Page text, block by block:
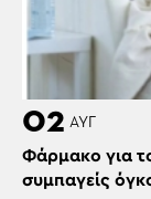
02 ΑΥΓ
Φάρμακο για
συμπαγείς